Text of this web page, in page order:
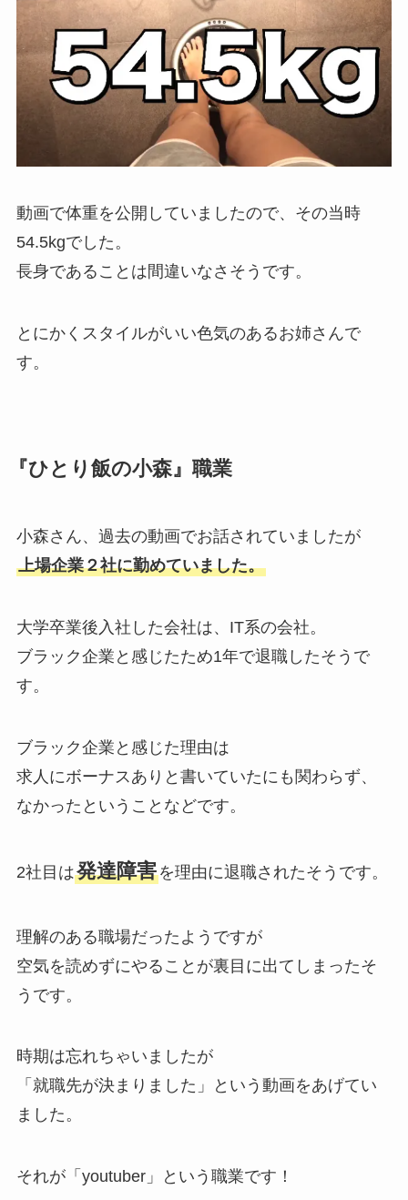
動画で体重を公開していましたので、その当時
54.5kgでした。
長身であることは間違いなさそうです。
とにかくスタイルがいい色気のあるお姉さんで
す。
『ひとり飯の小森』職業
小森さん、過去の動画でお話されていましたが
上場企業２社に勤めていました。
大学卒業後入社した会社は、IT系の会社。
ブラック企業と感じたため1年で退職したそうで
す。
ブラック企業と感じた理由は
求人にボーナスありと書いていたにも関わらず、
なかったということなどです。
2社目は発達障害を理由に退職されたそうです。
理解のある職場だったようですが
空気を読めずにやることが裏目に出てしまったそ
うです。
時期は忘れちゃいましたが
「就職先が決まりました」という動画をあげてい
ました。
それが「youtuber」という職業です！